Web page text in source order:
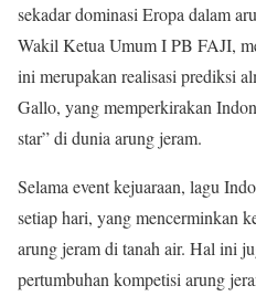
sekadar dominasi Eropa dalam
Wakil Ketua Umum I PB FAJI,
ini merupakan realisasi prediksi
Gallo, yang memperkirakan
star” di dunia arung jeram.
Selama event kejuaraan, lagu
setiap hari, yang mencerminkan
arung jeram di tanah air. Hal ini
pertumbuhan kompetisi arung